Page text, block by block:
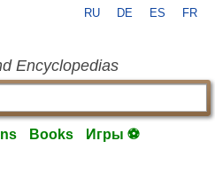
RU DE ES FR
Encyclopedias
Books Игры ⚽